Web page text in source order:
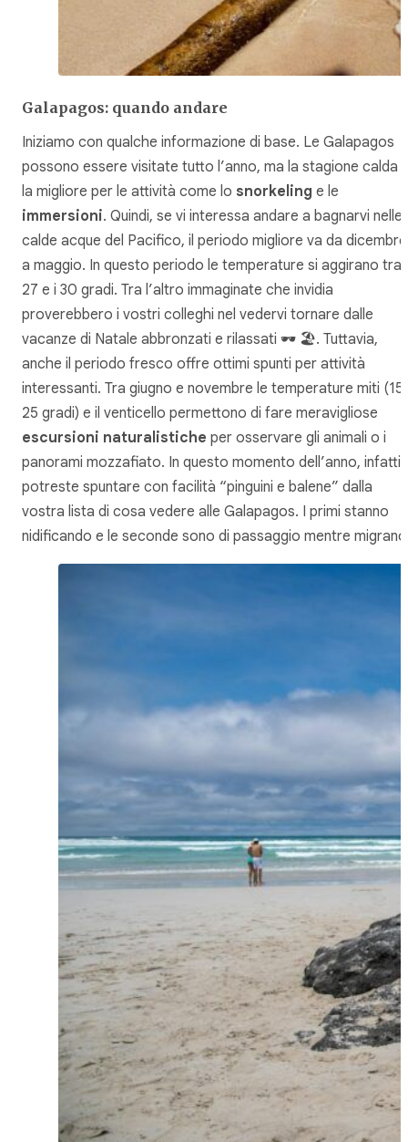
Galapagos: quando andare
Iniziamo con qualche informazione di base. Le Galapagos
possono essere visitate tutto l’anno, ma la stagione calda
la migliore per le attività come lo snorkeling e le
immersioni. Quindi, se vi interessa andare a bagnarvi nelle
calde acque del Pacifico, il periodo migliore va da dicembre
a maggio. In questo periodo le temperature si aggirano tra i
27 e i 30 gradi. Tra l’altro immaginate che invidia
proverebbero i vostri colleghi nel vedervi tornare dalle
vacanze di Natale abbronzati e rilassati 🕶️ 🏖️. Tuttavia,
anche il periodo fresco offre ottimi spunti per attività
interessanti. Tra giugno e novembre le temperature miti
25 gradi) e il venticello permettono di fare meravigliose
escursioni naturalistiche per osservare gli animali o i
panorami mozzafiato. In questo momento dell’anno, infatti,
potreste spuntare con facilità “pinguini e balene” dalla
vostra lista di cosa vedere alle Galapagos. I primi stanno
nidificando e le seconde sono di passaggio mentre